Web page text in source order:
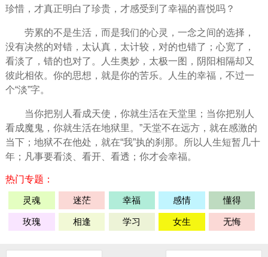
珍惜，才真正明白了珍贵，才感受到了幸福的喜悦吗？
劳累的不是生活，而是我们的心灵 ，一念之间的选择，
没有决然的对错，太认真，太计较，对的也错了；心宽了，
看淡了，错的也对了。人生奥妙，太极一图，阴阳相隔却又
彼此相依。你的思想，就是你的苦乐。人生的幸福，不过一
个“淡”字。
当你把别人看成天使，你就生活在天堂里；当你把别人
看成魔鬼，你就生活在地狱里。”天堂不在远方，就在感激的
当下；地狱不在他处，就在“我”执的刹那。所以人生短暂几十
年；凡事要看淡、看开、看透；你才会幸福。
热门专题：
灵魂 迷茫 幸福 感情 懂得
玫瑰 相逢 学习 女生 无悔